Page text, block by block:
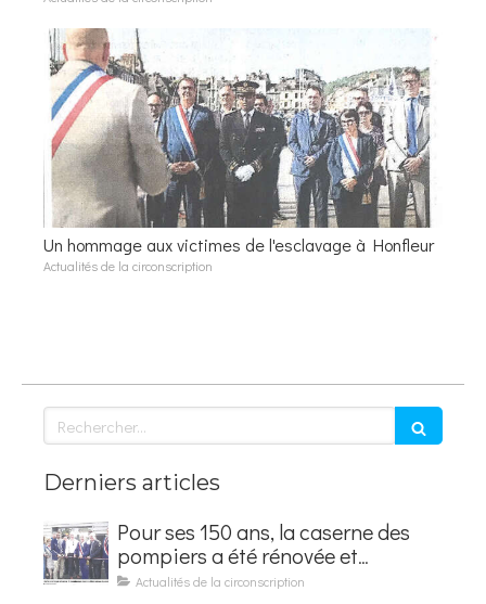
Un hommage aux victimes de l'esclavage à Honfleur
Actualités de la circonscription
Rechercher
Derniers articles
Pour ses 150 ans, la caserne des
pompiers a été rénovée et
baptisée au nom d'Hubert
Actualités de la circonscription